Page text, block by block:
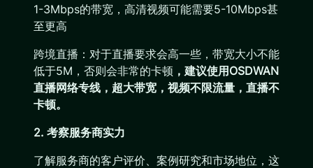
1-3Mbps的带宽，高清视频可能需要5-10Mbps甚
至更高
跨境直播：对于直播要求会高一些，带宽大小不能
低于5M，否则会非常的卡顿 ，建议使用OSDWAN
直播网络专线，超大带宽，视频不限流量，直播不
卡顿。
2. 考察服务商实力
了解服务商的客户评价、案例研究和市场地位，这